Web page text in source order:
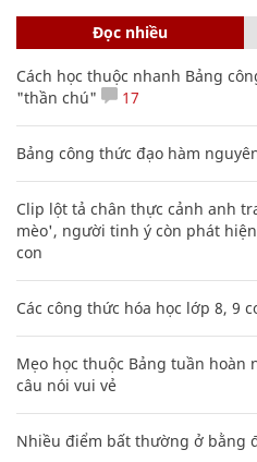
Đọc nhiều
Cách học thuộc nhanh Bảng
"thần chú"
17
Bảng công thức đạo hàm
Clip lột tả chân thực cảnh anh
mèo', người tinh ý còn phát
con
Các công thức hóa học lớp 8, 9
Mẹo học thuộc Bảng tuần hoàn
câu nói vui vẻ
Nhiều điểm bất thường ở bằng